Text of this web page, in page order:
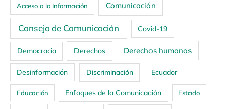
Acceso a la Información Comunicación
Consejo de Comunicación Covid-19
Democracia Derechos Derechos humanos
Desinformación Discriminación Ecuador
Educación Enfoques de la Comunicación Estado